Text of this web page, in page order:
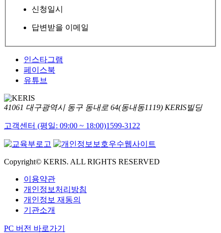
신청일시
답변받을 이메일
인스타그램
페이스북
유튜브
41061 대구광역시 동구 동내로 64(동내동1119) KERIS빌딩
고객센터 (평일: 09:00 ~ 18:00)1599-3122
Copyright© KERIS. ALL RIGHTS RESERVED
이용약관
개인정보처리방침
개인정보 재동의
기관소개
PC 버전 바로가기